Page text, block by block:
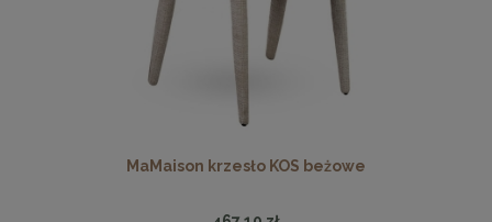
MaMaison krzesło KOS beżowe